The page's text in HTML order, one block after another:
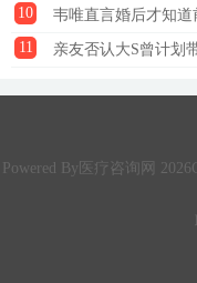
10
韦唯直言婚后才知
就是上当
11 亲友否认大S曾计划
Powered By医疗咨询网